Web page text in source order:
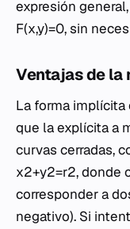
expresión
F(x,y)=0, sin
Ventajas de
La forma
que la explícita a
curvas cerradas,
x2+y2=r2, donde
corresponder a
negativo). Si